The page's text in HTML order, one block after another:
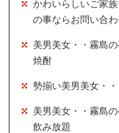
かわいらしいご家
の事ならお問い合
美男美女・・霧島
焼酎
勢揃い美男美女・
美男美女・・霧島
飲み放題